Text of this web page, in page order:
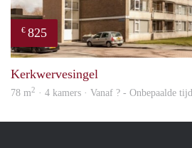
€ 825
Kerkwervesingel
78 m2 · 4 kamers · Vanaf ? - Onbepaalde tijd